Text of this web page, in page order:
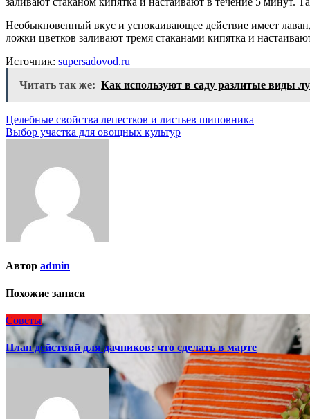
Необыкновенный вкус и успокаивающее действие имеет
ложки цветков заливают тремя стаканами кипятка и
Источник: supersadovod.ru
Читать так же: Как используют в саду разлитые виды
Навигация
по
Целебные свойства лепестков и листьев шиповника
Выбор участка для овощных культур
Автор admin
Похожие записи
Советы
План действий для дачников: что сделать в марте